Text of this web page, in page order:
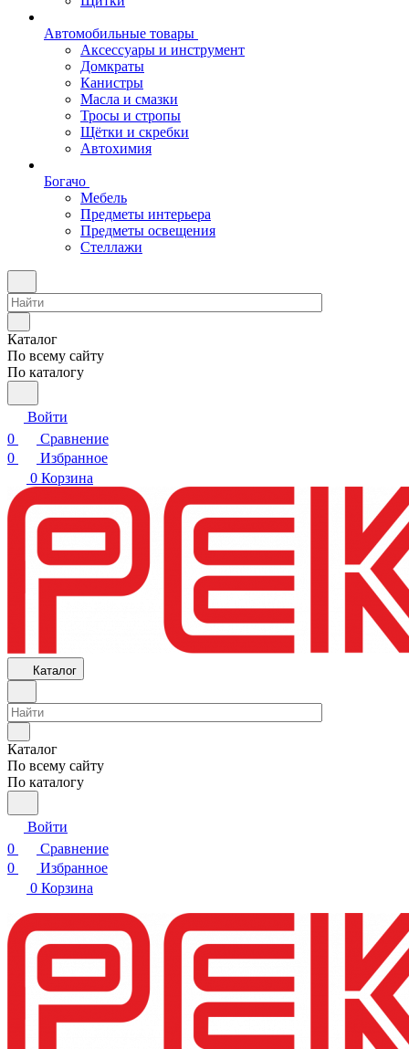
Автомобильные товары
Аксессуары и инструмент
Домкраты
Канистры
Масла и смазки
Тросы и стропы
Щётки и скребки
Автохимия
Богачо
Мебель
Предметы интерьера
Предметы освещения
Стеллажи
Каталог
По всему сайту
По каталогу
Войти
0
Сравнение
0
Избранное
0 Корзина
Каталог
Каталог
По всему сайту
По каталогу
Войти
0
Сравнение
0
Избранное
0 Корзина